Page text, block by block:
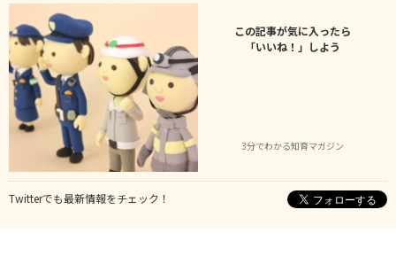
この記事が気に入ったら
「いいね！」しよう
3分でわかる知育マガジン
Twitterでも最新情報をチェック！